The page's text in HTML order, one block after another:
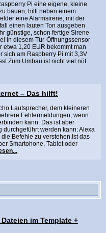
Pi eine eigene, kleine
bauen, hilft neben einem
eine Alarmsirene, mit der
einen lauten Ton ausgeben
günstige, schon fertige Sirene
in diesem Tür-Öffnungssensor
etwa 1,20 EUR bekommt man
am Raspberry Pi mit 3,3V
Umbau ist nicht viel nöt...
– Das hilft!
Lautsprecher, dem kleineren
Fehlermeldungen, wenn
kann. Das ist aber
durchgeführt werden kann: Alexa
Befehle zu verstehen.Ist das
Smartohone, Tablet oder
im Template +